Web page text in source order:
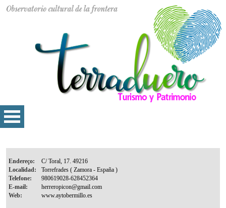
Endereço:
Localidad:
Telefone:
E-mail:
Web: